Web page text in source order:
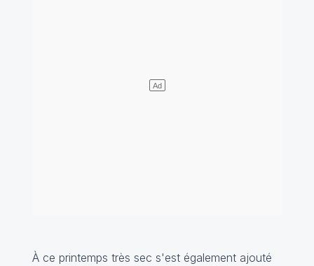
À ce printemps très sec s'est également ajouté